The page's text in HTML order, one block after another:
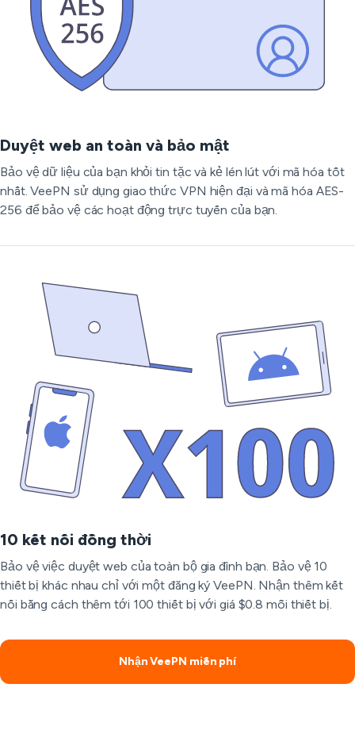
Duyệt web an toàn và bảo mật
Bảo vệ dữ liệu của bạn khỏi tin tặc và kẻ lén lút với mã hóa tốt
nhất. VeePN sử dụng giao thức VPN hiện đại và mã hóa AES-
256 để bảo vệ các hoạt động trực tuyến của bạn.
10 kết nối đồng thời
Bảo vệ việc duyệt web của toàn bộ gia đình bạn. Bảo vệ 10
thiết bị khác nhau chỉ với một đăng ký VeePN. Nhận thêm kết
nối bằng cách thêm tới 100 thiết bị với giá $0.8 mỗi thiết bị.
Nhận VeePN miễn phí